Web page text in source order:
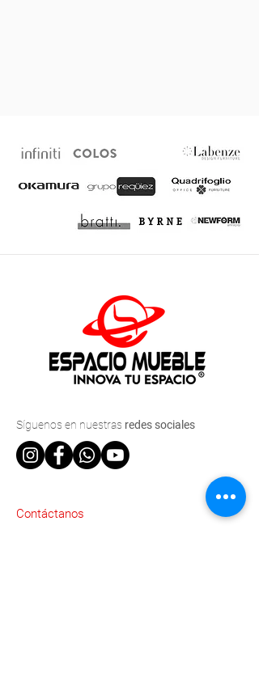
Síguenos en nuestras redes sociales
Contáctanos